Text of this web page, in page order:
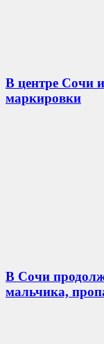
В центре Сочи
маркировки
В Сочи
мальчика,